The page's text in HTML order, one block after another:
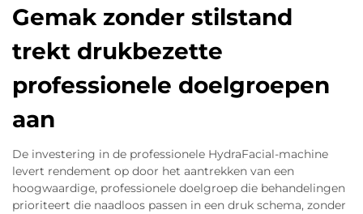
Gemak zonder stilstand
trekt drukbezette
professionele doelgroepen
aan
De investering in de professionele HydraFacial-machine
levert rendement op door het aantrekken van een
hoogwaardige, professionele doelgroep die behandelingen
prioriteert die naadloos passen in een druk schema, zonder